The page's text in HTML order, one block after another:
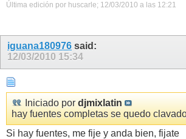
Última edición por huscarle; 12/03/2010 a las 12:21
iguana180976 said:
12/03/2010 15:34
Iniciado por djmixlatin
hay fuentes completas se quedo
Si hay fuentes, me fije y anda bien, fijate